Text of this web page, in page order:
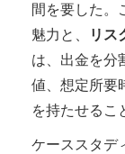
間を要した。
魅力と、
リス
は、出金を分
値、想定所要
を持たせるこ
ケーススタデ